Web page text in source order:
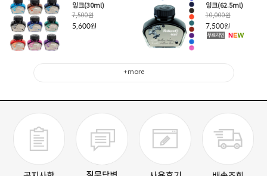
잉크(30ml)
7,500원
5,600원
잉크(62.5ml)
10,000원
7,500원
+more